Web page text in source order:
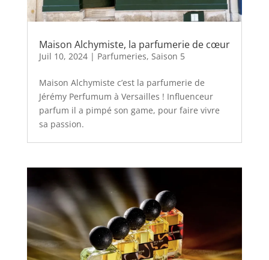
Maison Alchymiste, la parfumerie de cœur
Juil 10, 2024| Parfumeries, Saison 5
Maison Alchymiste c’est la parfumerie de
Jérémy Perfumum à Versailles ! Influenceur
parfum il a pimpé son game, pour faire vivre
sa passion.